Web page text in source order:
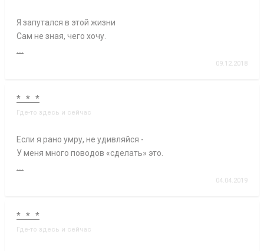
Я запутался в этой жизни
Сам не зная, чего хочу.
09.12.2018
* * *
Где-то здесь и сейчас
Если я рано умру, не удивляйся -
У меня много поводов «сделать» это.
04.04.2019
* * *
Где-то здесь и сейчас